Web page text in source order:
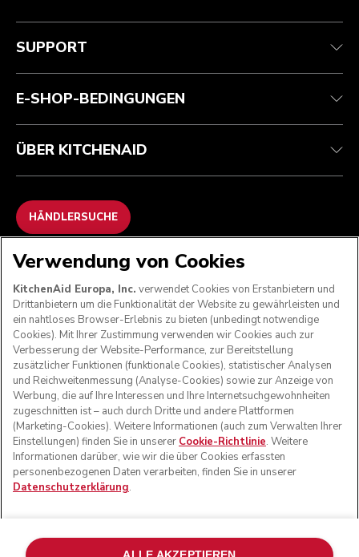
Health Check
Verfolgen Sie Ihre Bestellung
Garantie und Dokumente
Häufig gestellte fragen
Teilnahmebedingungen
Rückgaben und Erstattungen
Impressum
ODR
Die Marke
Händlersuche
SUPPORT
E-SHOP-BEDINGUNGEN
ÜBER KITCHENAID
HÄNDLERSUCHE
WIR AKZEPTIEREN
FOLGEN SIE UNS
und das Design der Küchenmaschine sind eingetragene
Verwendung von Cookies
KitchenAid Europa, Inc. verwendet Cookies von Erstanbietern und
Drittanbietern um die Funktionalität der Website zu gewährleisten und
ein nahtloses Browser-Erlebnis zu bieten (unbedingt notwendige
Cookies). Mit Ihrer Zustimmung verwenden wir Cookies auch zur
Verbesserung der Website-Performance, zur Bereitstellung
zusätzlicher Funktionen (funktionale Cookies), statistischer Analysen
und Reichweitenmessung (Analyse-Cookies) sowie zur Anzeige von
Werbung, die auf Ihre Interessen und Ihre Internetsuchgewohnheiten
zugeschnitten ist – auch durch Dritte und andere Plattformen
(Marketing-Cookies). Weitere Informationen (auch zum Verwalten Ihrer
Einstellungen) finden Sie in unserer Cookie-Richtlinie. Weitere
Informationen darüber, wie wir die über Cookies erfassten
personenbezogenen Daten verarbeiten, finden Sie in unserer
Datenschutzerklärung.